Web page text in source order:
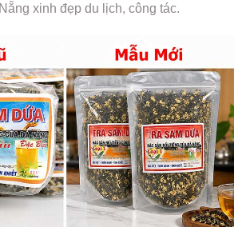
xinh đẹp du lịch, công tác.